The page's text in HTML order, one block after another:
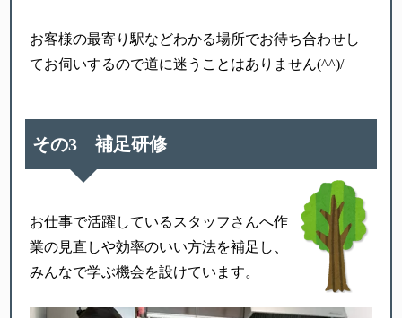
お客様の最寄り駅などわかる場所でお待ち合わせし
てお伺いするので道に迷うことはありません(^^)/
その3 補足研修
お仕事で活躍しているスタッフさんへ作
業の見直しや効率のいい方法を補足し、
みんなで学ぶ機会を設けています。